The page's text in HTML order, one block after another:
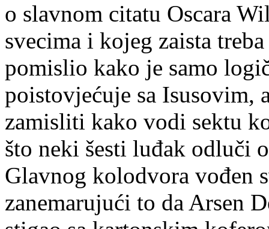
o slavnom citatu Oscara
svecima i kojeg zaista
pomislio kako je samo
poistovjećuje sa Isusovim,
zamisliti kako vodi sektu
što neki šesti luđak odluči
Glavnog kolodvora vođen
zanemarujući to da Arsen